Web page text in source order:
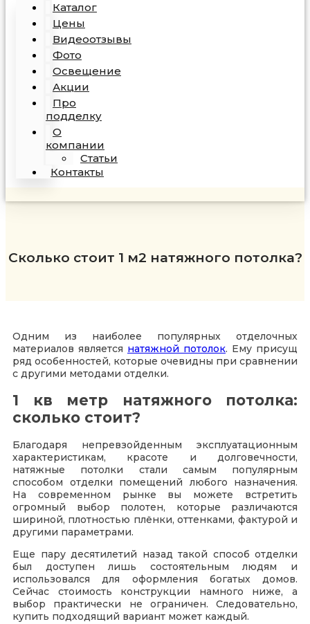
Каталог
Цены
Видеоотзывы
Фото
Освещение
Акции
Про
подделку
О
компании
Статьи
Контакты
Сколько стоит 1 м2 натяжного потолка?
Одним из наиболее популярных отделочных
материалов является натяжной потолок. Ему присущ
ряд особенностей, которые очевидны при сравнении
с другими методами отделки.
1 кв метр натяжного потолка:
сколько стоит?
Благодаря непревзойденным эксплуатационным
характеристикам, красоте и долговечности,
натяжные потолки стали самым популярным
способом отделки помещений любого назначения.
На современном рынке вы можете встретить
огромный выбор полотен, которые различаются
шириной, плотностью плёнки, оттенками, фактурой и
другими параметрами.
Еще пару десятилетий назад такой способ отделки
был доступен лишь состоятельным людям и
использовался для оформления богатых домов.
Сейчас стоимость конструкции намного ниже, а
выбор практически не ограничен. Следовательно,
купить подходящий вариант может каждый.